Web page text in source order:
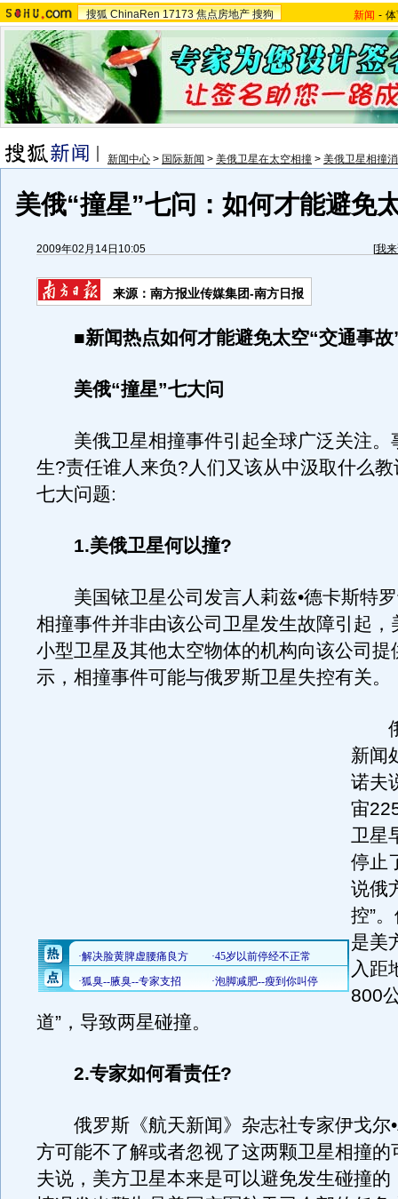
搜狐 ChinaRen 17173 焦点房地产 搜狗 新闻 -
新闻中心 > 国际新闻 > 美俄卫星在太空相撞 > 美俄卫星相撞
美俄“撞星”七问：如何才能避免
2009年02月14日10:05 [我
来源：南方报业传媒集团-南方日报
■新闻热点如何才能避免太空“交通事故
美俄“撞星”七大问
美俄卫星相撞事件引起全球广泛关注。
生?责任谁人来负?人们又该从中汲取什么
七大问题:
1.美俄卫星何以撞?
美国铱卫星公司发言人莉兹•德卡斯特罗
相撞事件并非由该公司卫星发生故障引起，
小型卫星及其他太空物体的机构向该公司提
示，相撞事件可能与俄罗斯卫星失控有关。
俄
新闻
诺夫
宙
卫星
停止
说俄
控”
是美
入距
800
道”，导致两星碰撞。
2.专家如何看责任?
俄罗斯《航天新闻》杂志社专家伊戈尔•
方可能不了解或者忽视了这两颗卫星相撞的
夫说，美方卫星本来是可以避免发生碰撞的